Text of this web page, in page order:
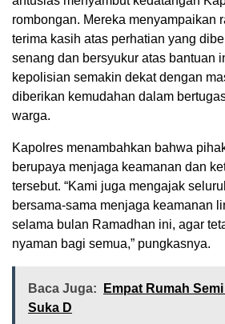
rombongan. Mereka menyampaikan
terima kasih atas perhatian yang
senang dan bersyukur atas bantuan
kepolisian semakin dekat dengan
diberikan kemudahan dalam
warga.
Kapolres menambahkan bahwa
berupaya menjaga keamanan dan
tersebut. “Kami juga mengajak
bersama-sama menjaga keamanan
selama bulan Ramadhan ini, agar
nyaman bagi semua,” pungkasnya.
Baca Juga:
Empat Rumah
Suka D